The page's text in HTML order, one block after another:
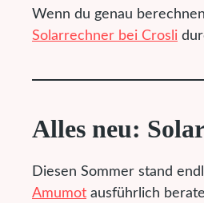
Wenn du genau
Solarrechner bei Crosli
Alles neu:
Diesen Sommer stand
Amumot ausführlich